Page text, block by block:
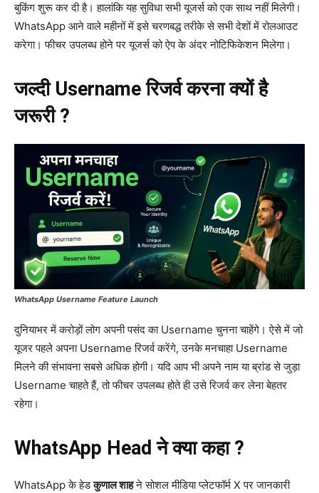
बुकिंग शुरू कर दी है। हालांकि यह सुविधा सभी यूजर्स को एक साथ नहीं मिलेगी।
WhatsApp आने वाले महीनों में इसे चरणबद्ध तरीके से सभी देशों में रोलआउट
करेगा। फीचर उपलब्ध होने पर यूजर्स को ऐप के अंदर नोटिफिकेशन मिलेगा।
जल्दी Username रिजर्व करना क्यों है
जरूरी ?
WhatsApp Username Feature Launch
दुनियाभर में करोड़ों लोग अपनी पसंद का Username चुनना चाहेंगे। ऐसे में जो
यूजर पहले अपना Username रिजर्व करेंगे, उनके मनचाहा Username
मिलने की संभावना सबसे अधिक होगी। यदि आप भी अपने नाम या ब्रांड से जुड़ा
Username चाहते हैं, तो फीचर उपलब्ध होते ही उसे रिजर्व कर लेना बेहतर
रहेगा।
WhatsApp Head ने क्या कहा ?
WhatsApp के हेडकुणाल शाहने सोशल मीडिया प्लेटफॉर्म X पर जानकारी